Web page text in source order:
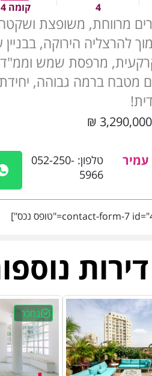
4 קומה 4
4 חדרים מרווחת, משופצת
להרצליה הירוקה,
מרפסת שמש
מטבח ברמה גבוהה, יחידת
3,290,000 ₪
עמיר
טלפון: 052-250-
5966
דירות
נמכר